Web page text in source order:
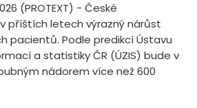
(PROTEXT) - České
příštích letech výrazný nárůst
pacientů. Podle predikcí Ústavu
a statistiky ČR (ÚZIS) bude v
nádorem více než 600